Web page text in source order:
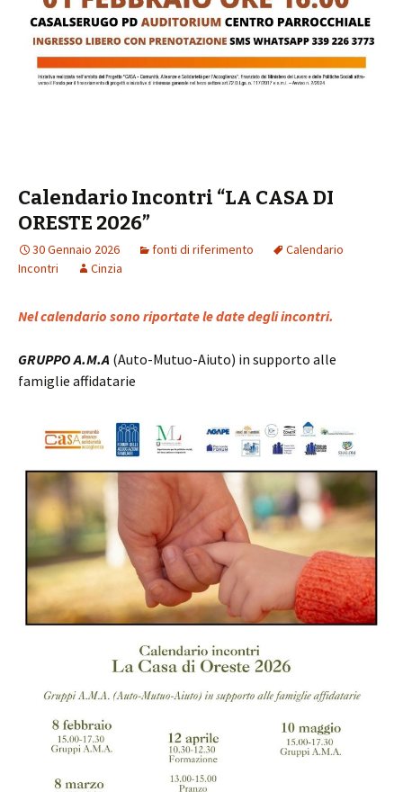
Calendario Incontri “LA CASA DI
ORESTE 2026”
30 Gennaio 2026 fonti di riferimento
Calendario
Incontri
Cinzia
Nel calendario sono riportate le date degli incontri.
GRUPPO A.M.A (Auto-Mutuo-Aiuto) in supporto alle
famiglie affidatarie